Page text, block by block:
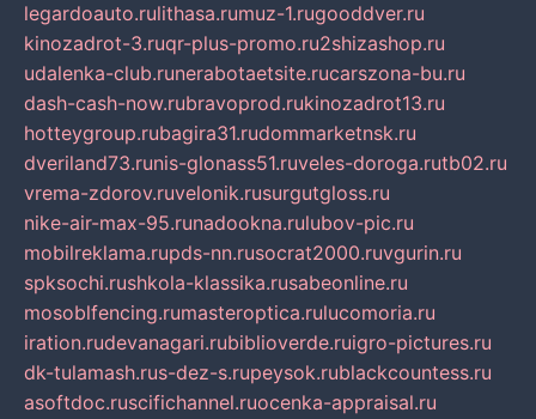
legardoauto.rulithasa.rumuz-1.rugooddver.ru
kinozadrot-3.ruqr-plus-promo.ru2shizashop.ru
udalenka-club.runerabotaetsite.rucarszona-bu.ru
dash-cash-now.rubravoprod.rukinozadrot13.ru
hotteygroup.rubagira31.rudommarketnsk.ru
dveriland73.runis-glonass51.ruveles-doroga.rutb02.ru
vrema-zdorov.ruvelonik.rusurgutgloss.ru
nike-air-max-95.runadookna.rulubov-pic.ru
mobilreklama.rupds-nn.rusocrat2000.ruvgurin.ru
spksochi.rushkola-klassika.rusabeonline.ru
mosoblfencing.rumasteroptica.rulucomoria.ru
iration.rudevanagari.rubiblioverde.ruigro-pictures.ru
dk-tulamash.rus-dez-s.rupeysok.rublackcountess.ru
asoftdoc.ruscifichannel.ruocenka-appraisal.ru